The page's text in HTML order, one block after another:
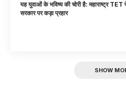
यह युवाओं के भविष्य की चोरी है: महाराष्ट्र TET
सरकार पर कड़ा प्रहार
SHOW